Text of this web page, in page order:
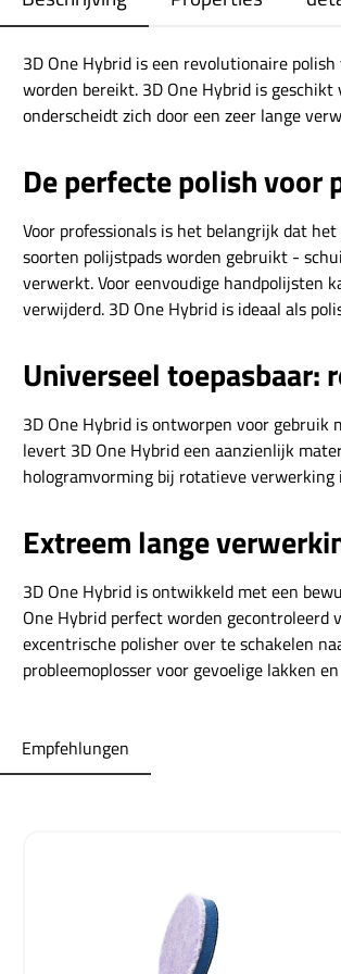
3D One Hybrid is een revolutionaire
worden bereikt. 3D One Hybrid is
onderscheidt zich door een zeer lange
De perfecte polish voor
Voor professionals is het belangrijk dat
soorten polijstpads worden gebruikt -
verwerkt. Voor eenvoudige handpolijsten
verwijderd. 3D One Hybrid is ideaal als
Universeel toepasbaar:
3D One Hybrid is ontworpen voor
levert 3D One Hybrid een aanzienlijk
hologramvorming bij rotatieve
Extreem lange
3D One Hybrid is ontwikkeld met een
One Hybrid perfect worden gecontroleerd
excentrische polisher over te schakelen
probleemoplosser voor gevoelige lakken
Empfehlungen